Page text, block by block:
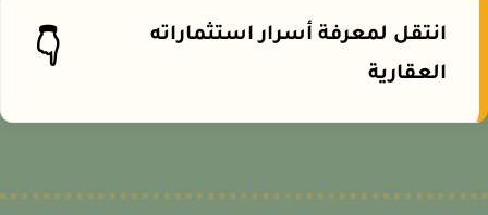
انتقل لمعرفة أسرار استثماراته
العقارية
👇